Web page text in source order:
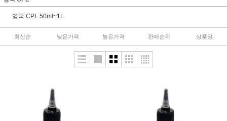
영국 CPL 50ml~1L
최신순 낮은가격 높은가격 판매순위 상품명